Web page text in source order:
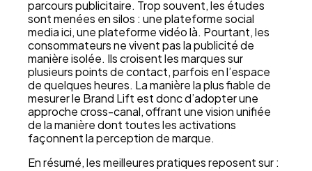
parcours publicitaire. Trop souvent, les études
sont menées en silos : une plateforme social
media ici, une plateforme vidéo là. Pourtant, les
consommateurs ne vivent pas la publicité de
manière isolée. Ils croisent les marques sur
plusieurs points de contact, parfois en l’espace
de quelques heures. La manière la plus fiable de
mesurer le Brand Lift est donc d’adopter une
approche cross-canal, offrant une vision unifiée
de la manière dont toutes les activations
façonnent la perception de marque.
En résumé, les meilleures pratiques reposent sur :